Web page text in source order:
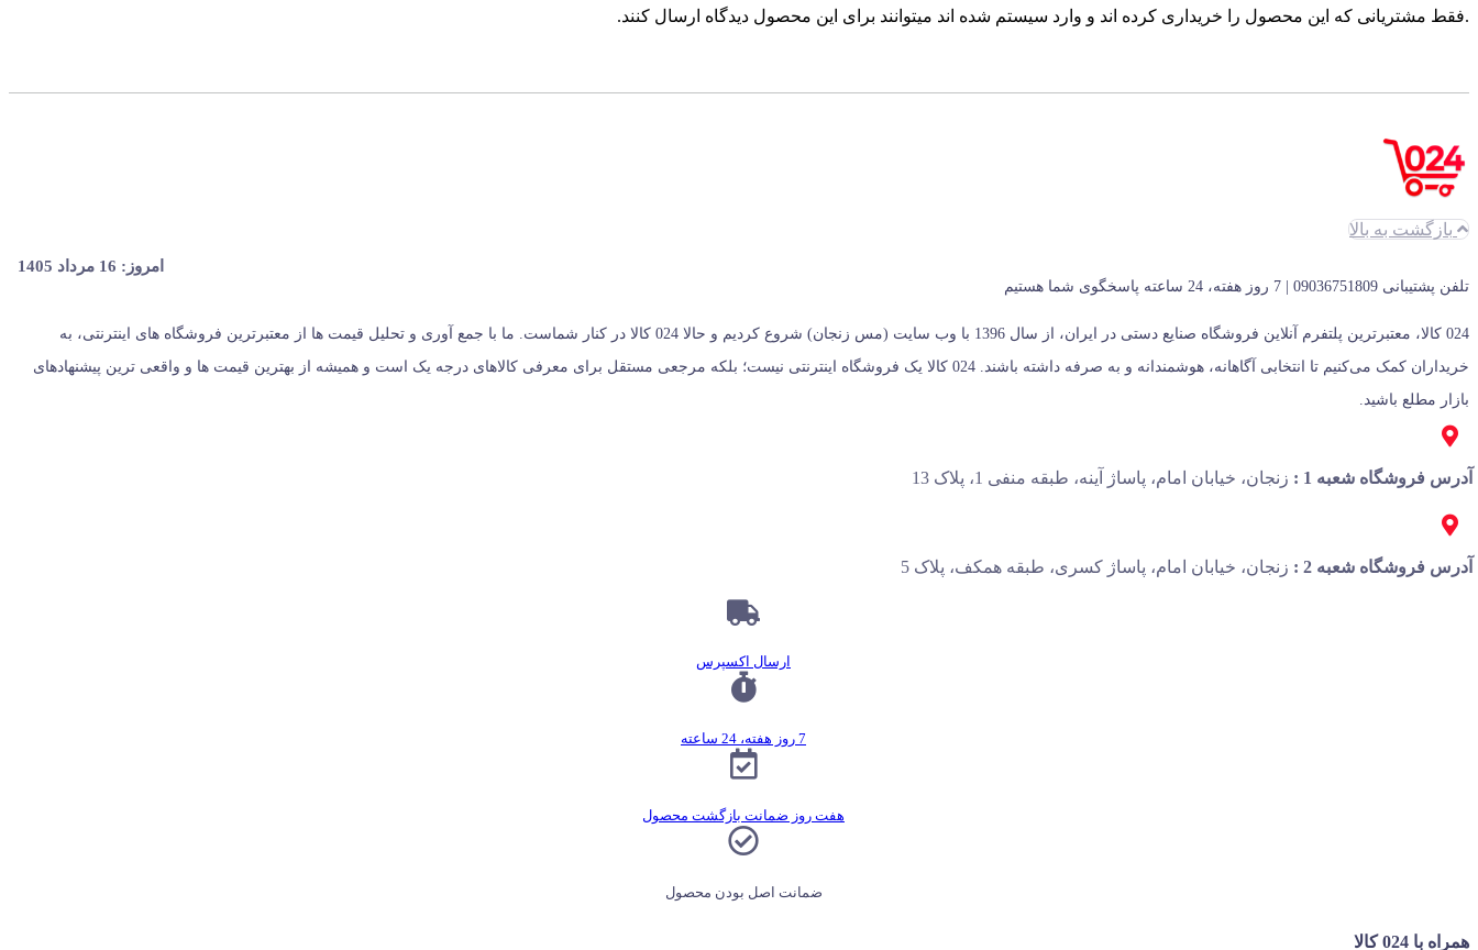
.فقط مشتریانی که این محصول را خریداری کرده اند و وارد سیستم شده اند میتوانند برای این محصول دیدگاه ارسال کنند.
بازگشت به بالا
امروز: 16 مرداد 1405
تلفن پشتیبانی 09036751809 | 7 روز هفته، 24 ساعته پاسخگوی شما هستیم
024 کالا، معتبرترین پلتفرم آنلاین فروشگاه صنایع دستی در ایران، از سال 1396 با وب سایت (مس زنجان) شروع کردیم و حالا 024 کالا در کنار شماست. ما با جمع‌ آوری و تحلیل قیمت‌ ها از معتبرترین فروشگاه‌ های اینترنتی، به
خریداران کمک می‌کنیم تا انتخابی آگاهانه، هوشمندانه و به‌ صرفه داشته باشند. 024 کالا یک فروشگاه اینترنتی نیست؛ بلکه مرجعی مستقل برای معرفی کالاهای درجه یک است و همیشه از بهترین قیمت‌ ها و واقعی‌ ترین پیشنهادهای
بازار مطلع باشید.
آدرس فروشگاه شعبه 1 : زنجان، خیابان امام، پاساژ آینه، طبقه منفی 1، پلاک 13
آدرس فروشگاه شعبه 2 : زنجان، خیابان امام، پاساژ کسری، طبقه همکف، پلاک 5
ارسال اکسپرس
7 روز هفته، 24 ساعته
هفت روز ضمانت بازگشت محصول
ضمانت اصل بودن محصول
همراه با 024 کالا